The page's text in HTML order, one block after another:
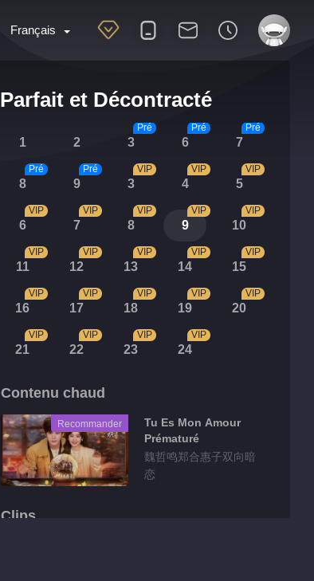
Français
Parfait et Décontracté
1 2 3
Pré
6
Pré
7
Pré
8
Pré
9
Pré
3
VIP
4
VIP
5
VIP
6
VIP
7
VIP
8
VIP
9
VIP
10
VIP
11
VIP
12
VIP
13
VIP
14
VIP
15
VIP
16
VIP
17
VIP
18
VIP
19
VIP
20
VIP
21
VIP
22
VIP
23
VIP
24
VIP
Contenu chaud
Recommander
Tu Es Mon Amour
Prématuré
魏哲鸣郑合惠子双向暗
恋
Clips